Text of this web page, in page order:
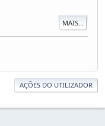
MAIS...
AÇÕES DO UTILIZADOR